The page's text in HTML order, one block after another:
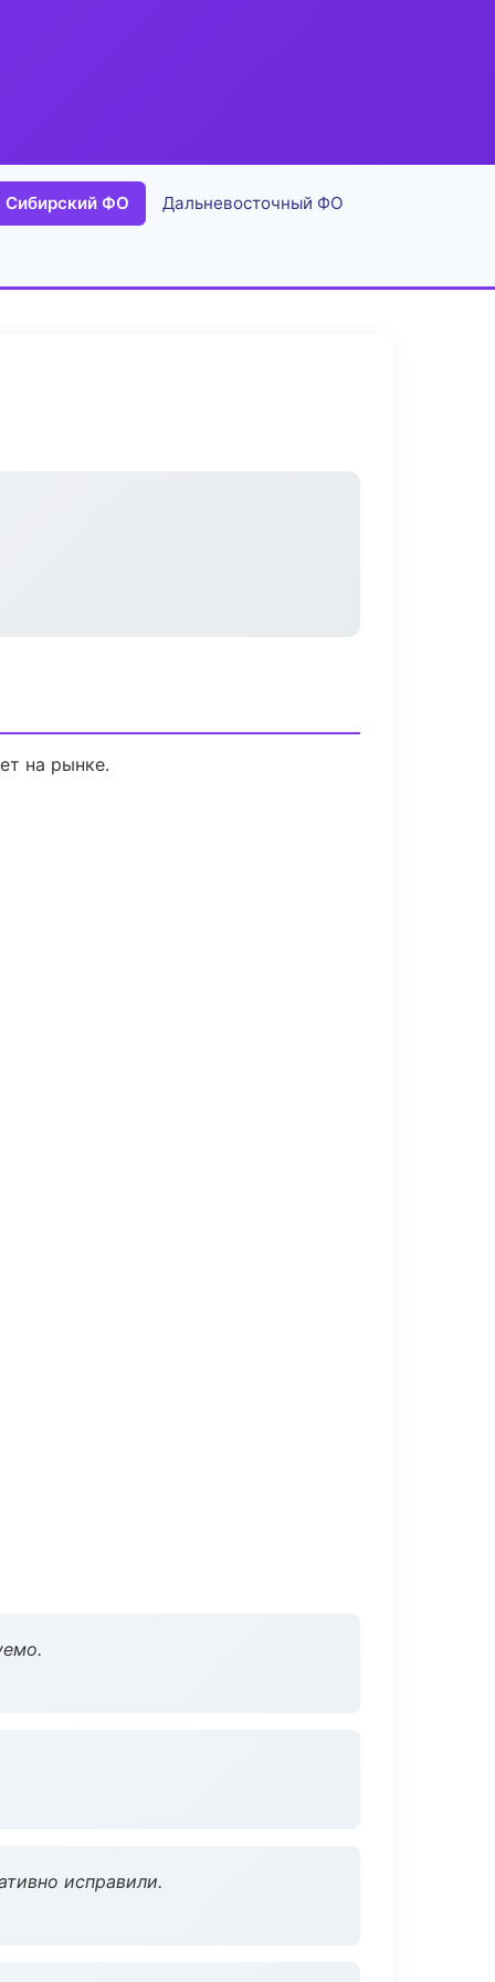
Сибирский ФО Дальневосточный ФО
на рынке.
исправили.